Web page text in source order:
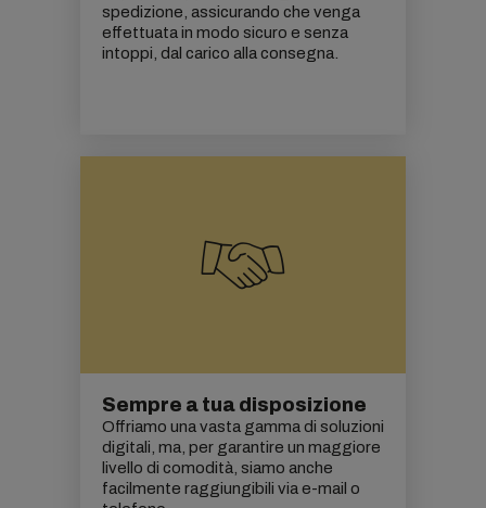
spedizione, assicurando che venga
effettuata in modo sicuro e senza
intoppi, dal carico alla consegna.
Sempre a tua disposizione
Offriamo una vasta gamma di soluzioni
digitali, ma, per garantire un maggiore
livello di comodità, siamo anche
facilmente raggiungibili via e-mail o